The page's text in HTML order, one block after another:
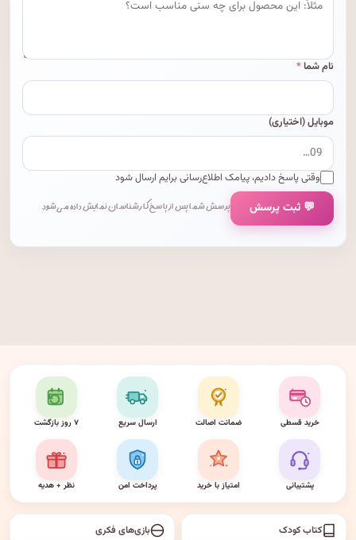
نام شما*
موبایل (اختیاری)
وقتی پاسخ دادیم، پیامک اطلاع‌رسانی برایم ارسال شود
💬 ثبت پرسش پرسش شما پس از پاسخ کارشناسان نمایش داده می‌شود.
خرید قسطی ضمانت اصالت ارسال سریع ۷ روز بازگشت
پشتیبانی امتیاز با خرید پرداخت امن نظر + هدیه
کتاب کودک بازی‌های فکری